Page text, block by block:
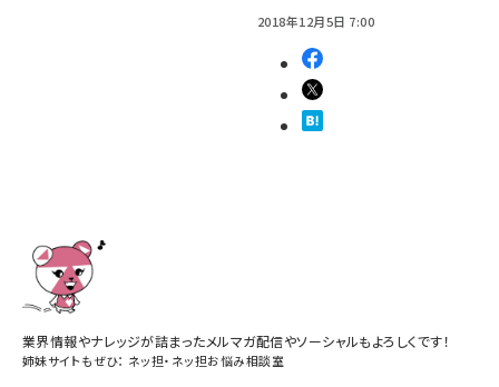
2018年12月5日 7:00
業界情報やナレッジが詰まったメルマガ配信やソーシャルもよろしくです！
姉妹サイトもぜひ： ネッ担・ ネッ担お悩み相談室